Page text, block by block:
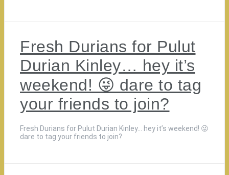
Fresh Durians for Pulut
Durian Kinley… hey it’s
weekend! 😜 dare to tag
your friends to join?
Fresh Durians for Pulut Durian Kinley… hey it’s weekend! 😜
dare to tag your friends to join?